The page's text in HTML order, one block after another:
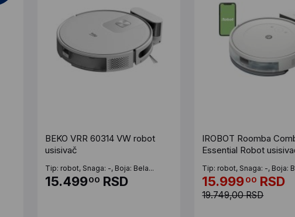
BEKO VRR 60314 VW robot
usisivač
Tip: robot, Snaga: -, Boja: Bela...
15.49900 RSD
IROBOT Roomba
Essential Robot
Tip: robot, Snaga: -, Boja:
15.99900 RSD
19.749,00 RSD